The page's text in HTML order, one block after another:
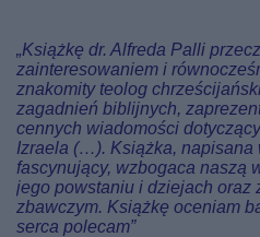
„Książkę dr. Alfreda Palli
zainteresowaniem i
znakomity teolog
zagadnień biblijnych,
cennych wiadomości
Izraela (…). Książka, napisana
fascynujący, wzbogaca naszą
jego powstaniu i dziejach oraz
zbawczym. Książkę oceniam
serca polecam”